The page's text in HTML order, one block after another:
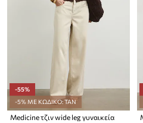
-55%
-5% ΜΕ ΚΩΔΙΚΟ: TAN
Medicine τζιν wide leg γυναικεία